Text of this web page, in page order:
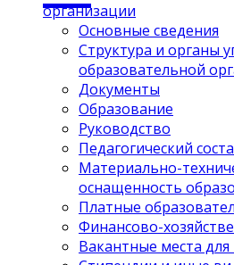
организации
Основные сведения
Структура и органы
образовательной
Документы
Образование
Руководство
Педагогический
Материально-
оснащенность
Платные
Финансово-
Вакантные места